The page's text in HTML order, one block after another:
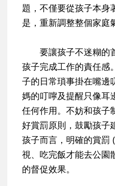
題，不僅要從孩子本身
是，重新調整整個家庭
要讓孩子不迷糊的
孩子完成工作的責任感
子的日常瑣事掛在嘴邊
媽的叮嚀及提醒只像耳
任何作用。不妨和孩子
好賞罰原則，鼓勵孩子
孩子而言，明確的賞罰
視、吃完飯才能去公園
的督促效果。